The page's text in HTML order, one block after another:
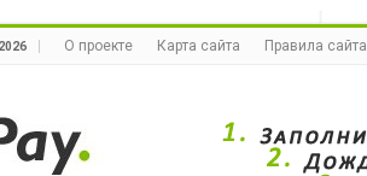
О проекте Карта сайта Правила сайта